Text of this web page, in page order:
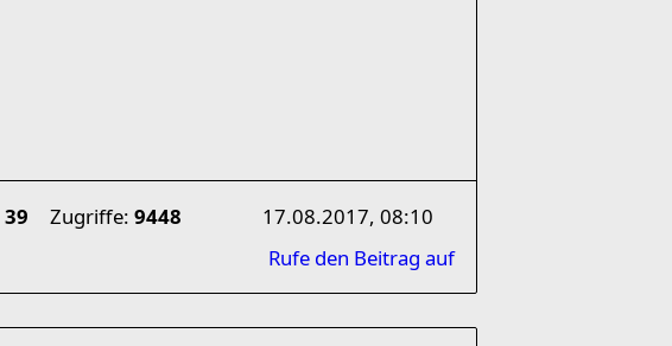
39 Zugriffe: 9448
17.08.2017, 08:10
Rufe den Beitrag auf